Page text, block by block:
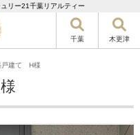
リー21千葉リアルティー
千葉 木更津
建て H様